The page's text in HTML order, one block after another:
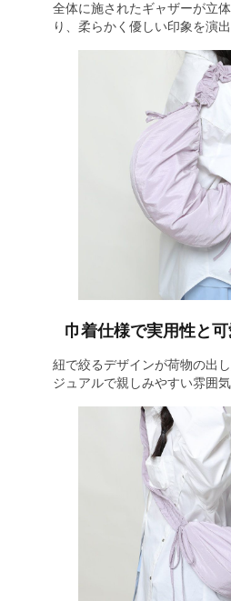
全体に施されたギャザーが立
り、柔らかく優しい印象を演出
巾着仕様で実用性と
紐で絞るデザインが荷物の出
ジュアルで親しみやすい雰囲気